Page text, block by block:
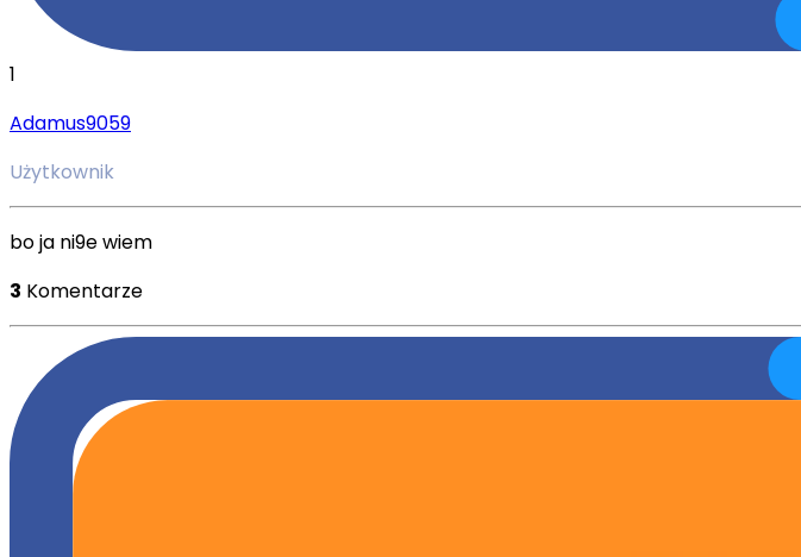
1
Adamus9059
Użytkownik
bo ja ni9e wiem
3 Komentarze